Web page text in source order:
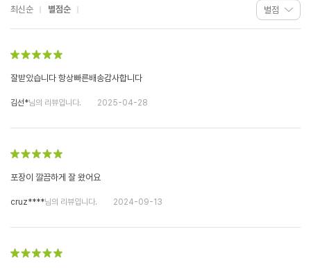
최신순 별점순
잘받았습니다 항상빠른배송감사합니다
김선*님의 리뷰입니다. 2025-04-28
포장이 깔끔하게 잘 왔어요
cruz****님의 리뷰입니다. 2024-09-13